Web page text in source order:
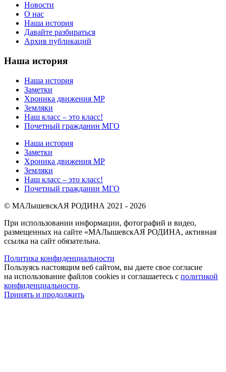
Новости
О нас
Наша история
Давайте разбираться
Архив публикаций
Наша история
Наша история
Заметки
Хроника движения МР
Земляки
Наш класс – это класс!
Почетный гражданин МГО
Наша история
Заметки
Хроника движения МР
Земляки
Наш класс – это класс!
Почетный гражданин МГО
© МАЛышевскАЯ РОДИНА 2021 - 2026
При использовании информации, фотографий и видео,
размещенных на сайте «МАЛышевскАЯ РОДИНА, активная
ссылка на сайт обязательна.
Политика конфиденциальности
Пользуясь настоящим веб сайтом, вы даете свое согласие
на использование файлов cookies и соглашаетесь с политикой
конфиденциальности.
Принять и продолжить